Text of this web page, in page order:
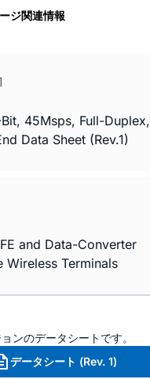
ジ関連情報
45Msps, Full-Duplex,
Data Sheet (Rev.1)
and Data-Converter
Wireless Terminals
ンのデータシートです。
データシート (Rev. 1)